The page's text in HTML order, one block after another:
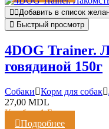
Добавить в список
Быстрый просмотр
4DOG Trainer.
говядиной 150г
Cобаки Корм для собак
27,00 MDL
Кешбэк:1 Балл
Подробнее